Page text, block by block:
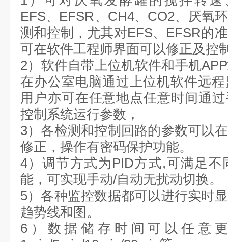
EFS、EFSR、CH4、CO2、厌氧
测和控制，尤其对EFS、EFSR的
可在软件工程师界面可以修正及控
2）软件自带上位机软件和手机
在办公室电脑通过上位机软件远
用户亦可在任意地点任意时间通
控制系统运行参数，
3）各检测和控制回路的参数可以
修正，操作有密码保护功能。
4）调节方式为PID方式,可满足
能，可实现手动/自动无扰动切换。
5）各种监控数据都可以进行实时
趋势线和图。
6）数据储存时间可以任意